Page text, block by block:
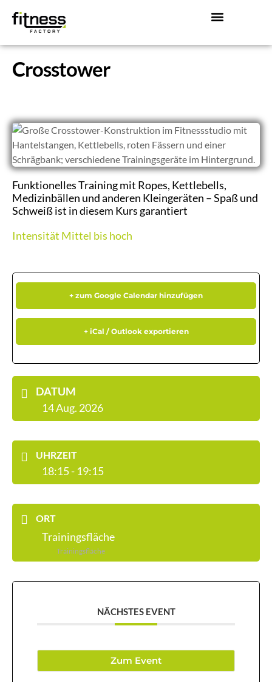
Crosstower
Funktionelles Training mit Ropes, Kettlebells,
Medizinbällen und anderen Kleingeräten – Spaß und
Schweiß ist in diesem Kurs garantiert
Intensität Mittel bis hoch
+ zum Google Calendar hinzufügen
+ iCal / Outlook exportieren
DATUM
14 Aug. 2026
UHRZEIT
18:15 - 19:15
ORT
Trainingsfläche
Trainingsfläche
NÄCHSTES EVENT
Zum Event